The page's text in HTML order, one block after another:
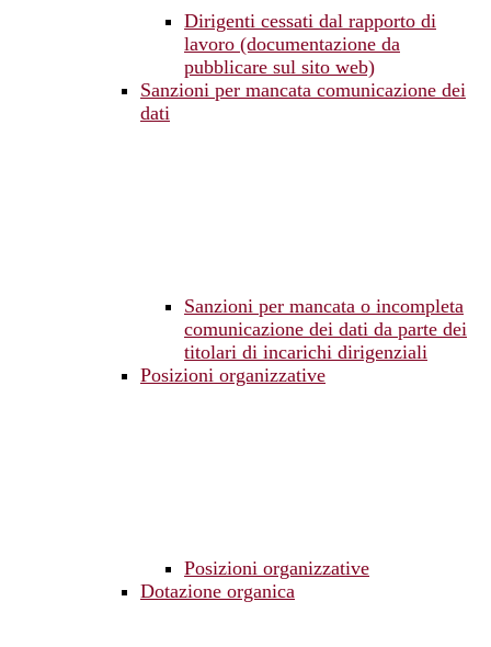
Dirigenti cessati dal rapporto di
lavoro (documentazione da
pubblicare sul sito web)
Sanzioni per mancata comunicazione dei
dati
Sanzioni per mancata o incompleta
comunicazione dei dati da parte dei
titolari di incarichi dirigenziali
Posizioni organizzative
Posizioni organizzative
Dotazione organica